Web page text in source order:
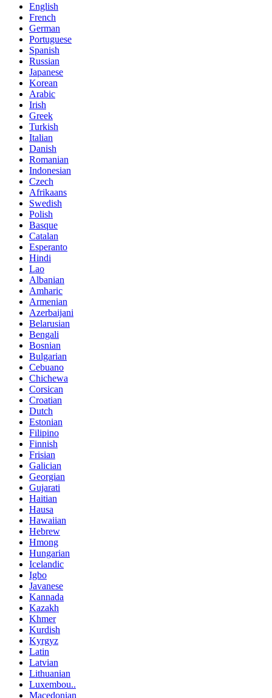
English
French
German
Portuguese
Spanish
Russian
Japanese
Korean
Arabic
Irish
Greek
Turkish
Italian
Danish
Romanian
Indonesian
Czech
Afrikaans
Swedish
Polish
Basque
Catalan
Esperanto
Hindi
Lao
Albanian
Amharic
Armenian
Azerbaijani
Belarusian
Bengali
Bosnian
Bulgarian
Cebuano
Chichewa
Corsican
Croatian
Dutch
Estonian
Filipino
Finnish
Frisian
Galician
Georgian
Gujarati
Haitian
Hausa
Hawaiian
Hebrew
Hmong
Hungarian
Icelandic
Igbo
Javanese
Kannada
Kazakh
Khmer
Kurdish
Kyrgyz
Latin
Latvian
Lithuanian
Luxembou..
Macedonian